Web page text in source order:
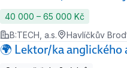
40 000 ‍–‍ 65 000 Kč
B:TECH, a.s.
Havlíčkův Brod
🌍 Lektor/ka anglického